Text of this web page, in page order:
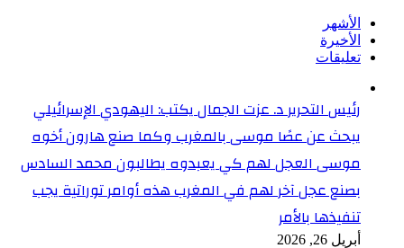
الأشهر
الأخيرة
تعليقات
رئيس التحرير د. عزت الجمال يكتب: اليهودي الإسرائيلي
يبحث عن عصًا موسى بالمغرب وكما صنع هارون أخوه
موسى العجل لهم كي يعبدوه يطالبون محمد السادس
بصنع عجل آخر لهم في المغرب هذه أوامر توراتية يجب
تنفيذها بالأمر
أبريل 26, 2026